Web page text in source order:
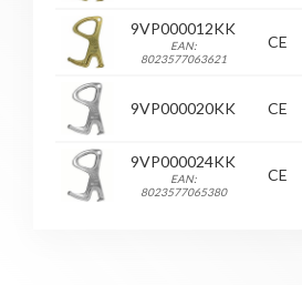
9VP000012KK
EAN:
8023577063621
CE
9VP000020KK CE
9VP000024KK
EAN:
8023577065380
CE